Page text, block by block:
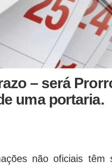
– será
uma portaria.
não oficiais têm